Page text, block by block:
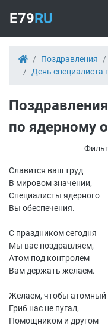
E79RU
Поздравления
День специалиста
по ядерному
Славится ваш труд
В мировом значении,
Специалисты ядерного
Вы обеспечения.
С праздником сегодня
Мы вас поздравляем,
Атом под контролем
Вам держать желаем.
Желаем, чтобы атомный
Гриб нас не пугал,
Помощником и другом